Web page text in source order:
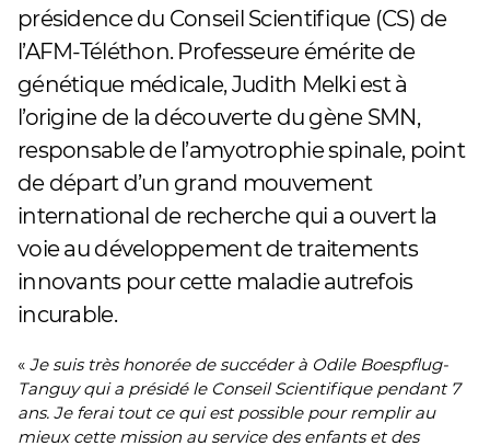
présidence du Conseil Scientifique (CS) de
l’AFM-Téléthon. Professeure émérite de
génétique médicale, Judith Melki est à
l’origine de la découverte du gène SMN,
responsable de l’amyotrophie spinale, point
de départ d’un grand mouvement
international de recherche qui a ouvert la
voie au développement de traitements
innovants pour cette maladie autrefois
incurable.
« Je suis très honorée de succéder à Odile Boespflug-
Tanguy qui a présidé le Conseil Scientifique pendant 7
ans. Je ferai tout ce qui est possible pour remplir au
mieux cette mission au service des enfants et des